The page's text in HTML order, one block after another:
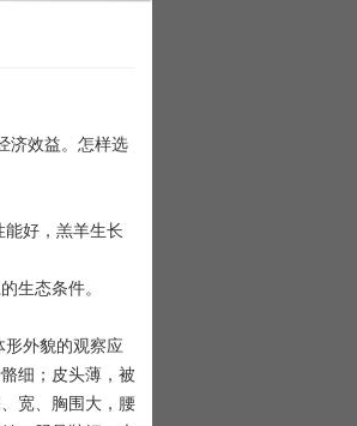
济效益。怎样选
好，羔羊生长
生态条件。
外貌的观察应
细；皮头薄，被
宽、胸围大，腰